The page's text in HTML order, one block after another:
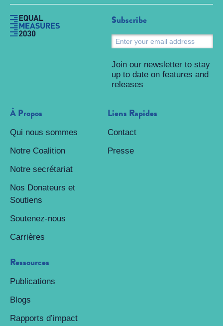
À Propos
Qui nous sommes
Notre Coalition
Notre secrétariat
Nos Donateurs et
Soutiens
Soutenez-nous
Carrières
Ressources
Publications
Blogs
Rapports d’impact
Liens Rapides
Contact
Presse
Subscribe
Join our newsletter to stay
up to date on features and
releases